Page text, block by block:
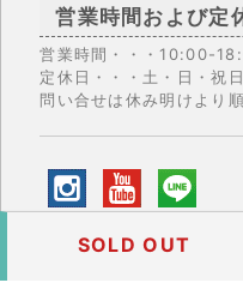
営業時間および定
営業時間・・・10:00-
定休日・・・土・日・祝
問い合せは休み明けより
SOLD OUT